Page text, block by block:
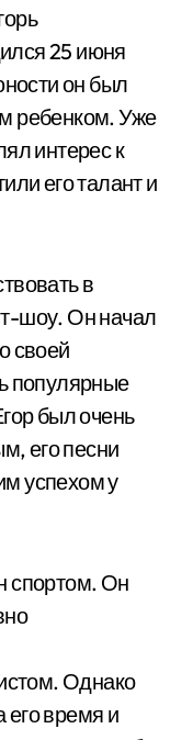
25 июня
он был
ребенком. Уже
интерес к
его талант и
в
шоу. Он начал
своей
популярные
был очень
его песни
успехом у
спортом. Он
Однако
его время и